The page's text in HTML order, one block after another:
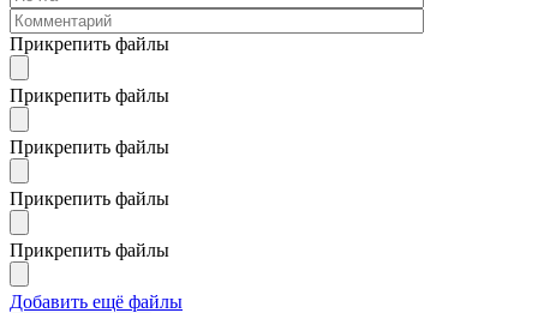
Прикрепить файлы
Прикрепить файлы
Прикрепить файлы
Прикрепить файлы
Прикрепить файлы
Добавить ещё файлы